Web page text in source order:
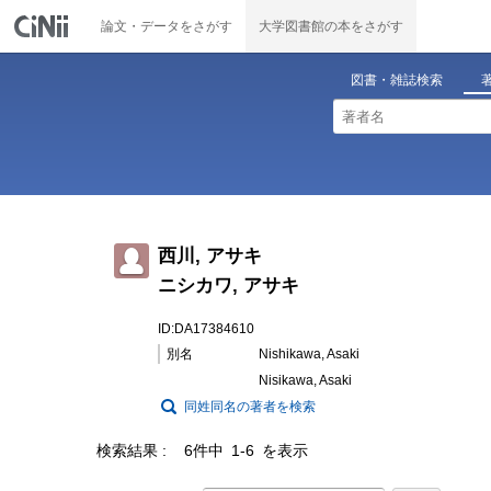
論文・データをさがす 大学図書館の本をさがす
図書・雑誌検索
西川, アサキ
ニシカワ, アサキ
ID:DA17384610
別名
Nishikawa, Asaki
Nisikawa, Asaki
同姓同名の著者を検索
検索結果 6件中 1-6 を表示